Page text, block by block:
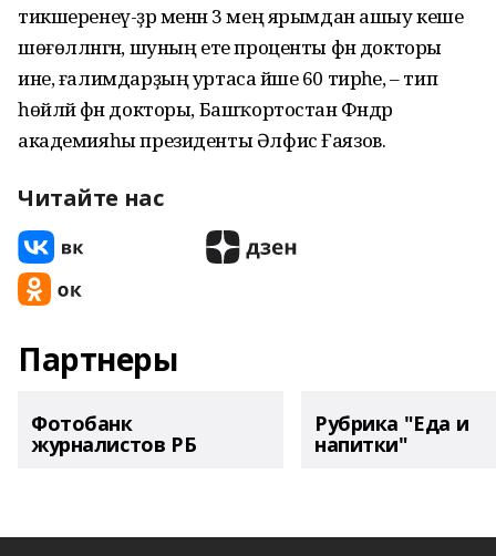
тикшеренеү-ҙәр менән 3 мең ярымдан ашыу кеше
шөғөлләнгән, шуның ете проценты фән докторы
ине, ғалимдарҙың уртаса йәше 60 тирәһе, – тип
һөйләй фән докторы, Башҡортостан Фәндәр
академияһы президенты Әлфис Ғаязов.
Читайте нас
Партнеры
Фотобанк
журналистов РБ
Рубрика "Еда и
напитки"